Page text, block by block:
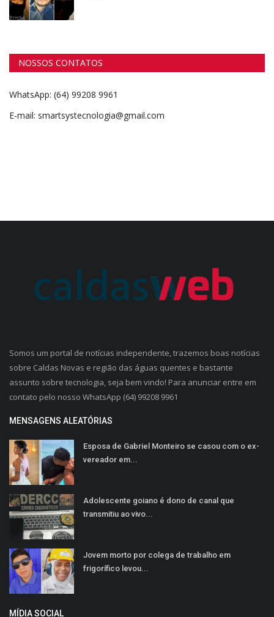
NOSSOS CONTATOS
WhatsApp: (64) 99208 9961
E-mail: smartsystecnologia@gmail.com
Somos um portal de notícias independente, trazemos boas notícias
sobre Caldas Novas e região das águas quentes e bastante
assunto sobre tecnologia, seja bem vindo! Para anunciar entre em
contato pelo nosso WhatsApp (64) 99208 9961
MENSAGENS ALEATÓRIAS
Esposa de Gabriel Monteiro se casou com o ex-
vereador em...
Adolescente goiano é dono de canal que
transmitiu ao vivo...
Jovem morto por colega de trabalho em
frigorífico levou...
MÍDIA SOCIAL